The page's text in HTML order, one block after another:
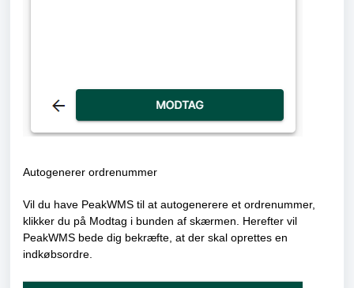
Autogenerer ordrenummer
Vil du have PeakWMS til at autogenerere et ordrenummer,
klikker du på Modtag i bunden af skærmen. Herefter vil
PeakWMS bede dig bekræfte, at der skal oprettes en
indkøbsordre.